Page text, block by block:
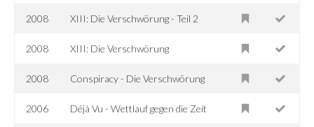
2008 XIII: Die Verschwörung - Teil 2
2008 XIII: Die Verschwörung
2008 Conspiracy - Die Verschwörung
2006 Déjà Vu - Wettlauf gegen die Zeit